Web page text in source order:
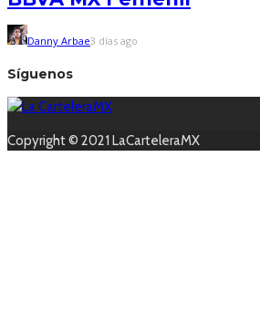
Danny Arbae3 días ago
Síguenos
Copyright © 2021 LaCarteleraMX